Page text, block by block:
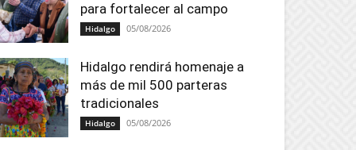
para fortalecer al campo
Hidalgo 05/08/2026
Hidalgo rendirá homenaje a
más de mil 500 parteras
tradicionales
Hidalgo 05/08/2026